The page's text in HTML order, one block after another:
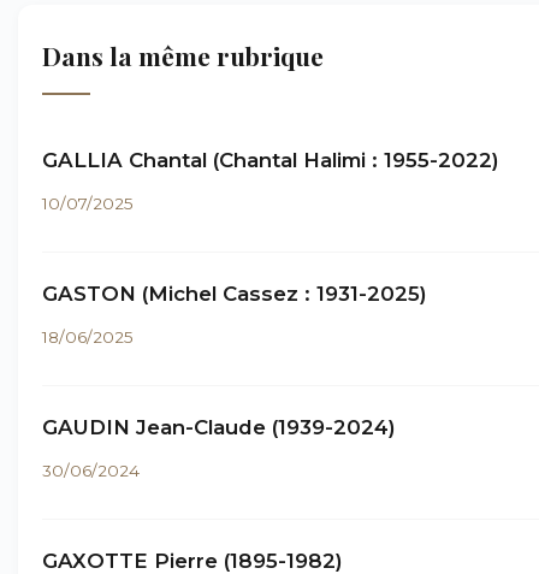
Dans la même rubrique
GALLIA Chantal (Chantal Halimi : 1955-2022)
10/07/2025
GASTON (Michel Cassez : 1931-2025)
18/06/2025
GAUDIN Jean-Claude (1939-2024)
30/06/2024
GAXOTTE Pierre (1895-1982)